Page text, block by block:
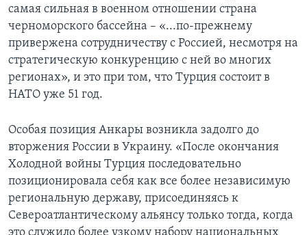
самая сильная в военном отношении страна
черноморского бассейна – «...по-прежнему
привержена сотрудничеству с Россией, несмотря на
стратегическую конкуренцию с ней во многих
регионах», и это при том, что Турция состоит в
НАТО уже 51 год.
Особая позиция Анкары возникла задолго до
вторжения России в Украину. «После окончания
Холодной войны Турция последовательно
позиционировала себя как все более независимую
региональную державу, присоединяясь к
Североатлантическому альянсу только тогда, когда